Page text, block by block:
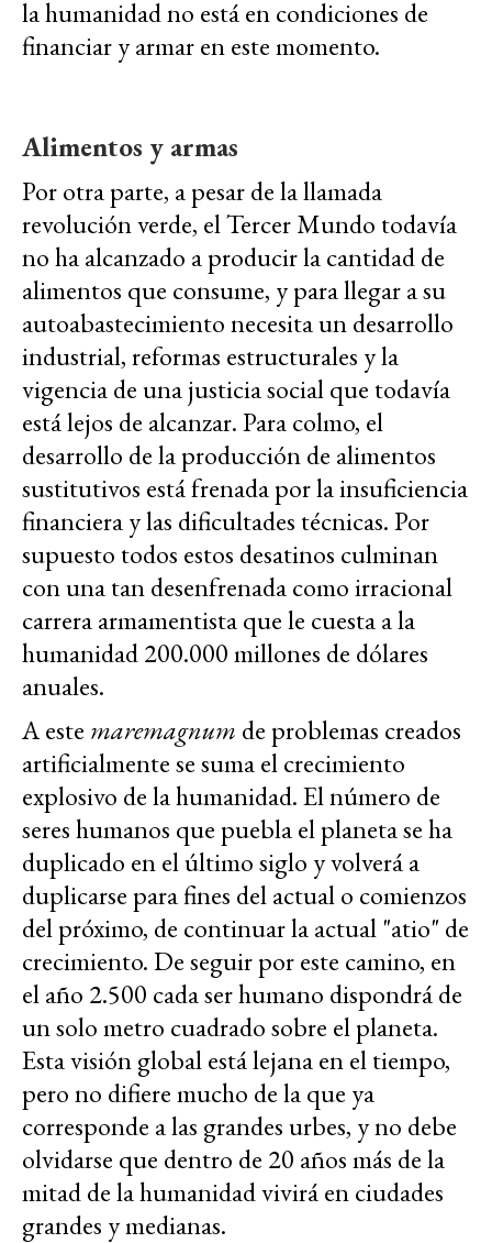
la humanidad no está en condiciones de
financiar y armar en este momento.
Alimentos y armas
Por otra parte, a pesar de la llamada
revolución verde, el Tercer Mundo todavía
no ha alcanzado a producir la cantidad de
alimentos que consume, y para llegar a su
autoabastecimiento necesita un desarrollo
industrial, reformas estructurales y la
vigencia de una justicia social que todavía
está lejos de alcanzar. Para colmo, el
desarrollo de la producción de alimentos
sustitutivos está frenada por la insuficiencia
financiera y las dificultades técnicas. Por
supuesto todos estos desatinos culminan
con una tan desenfrenada como irracional
carrera armamentista que le cuesta a la
humanidad 200.000 millones de dólares
anuales.
A este maremagnum de problemas creados
artificialmente se suma el crecimiento
explosivo de la humanidad. El número de
seres humanos que puebla el planeta se ha
duplicado en el último siglo y volverá a
duplicarse para fines del actual o comienzos
del próximo, de continuar la actual "atio" de
crecimiento. De seguir por este camino, en
el año 2.500 cada ser humano dispondrá de
un solo metro cuadrado sobre el planeta.
Esta visión global está lejana en el tiempo,
pero no difiere mucho de la que ya
corresponde a las grandes urbes, y no debe
olvidarse que dentro de 20 años más de la
mitad de la humanidad vivirá en ciudades
grandes y medianas.